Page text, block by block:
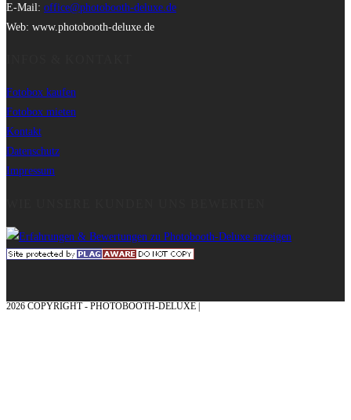
E-Mail: office@photobooth-deluxe.de
Web: www.photobooth-deluxe.de
Fotobox kaufen
Fotobox mieten
Kontakt
Datenschutz
Impressum
2026 COPYRIGHT - PHOTOBOOTH-DELUXE |